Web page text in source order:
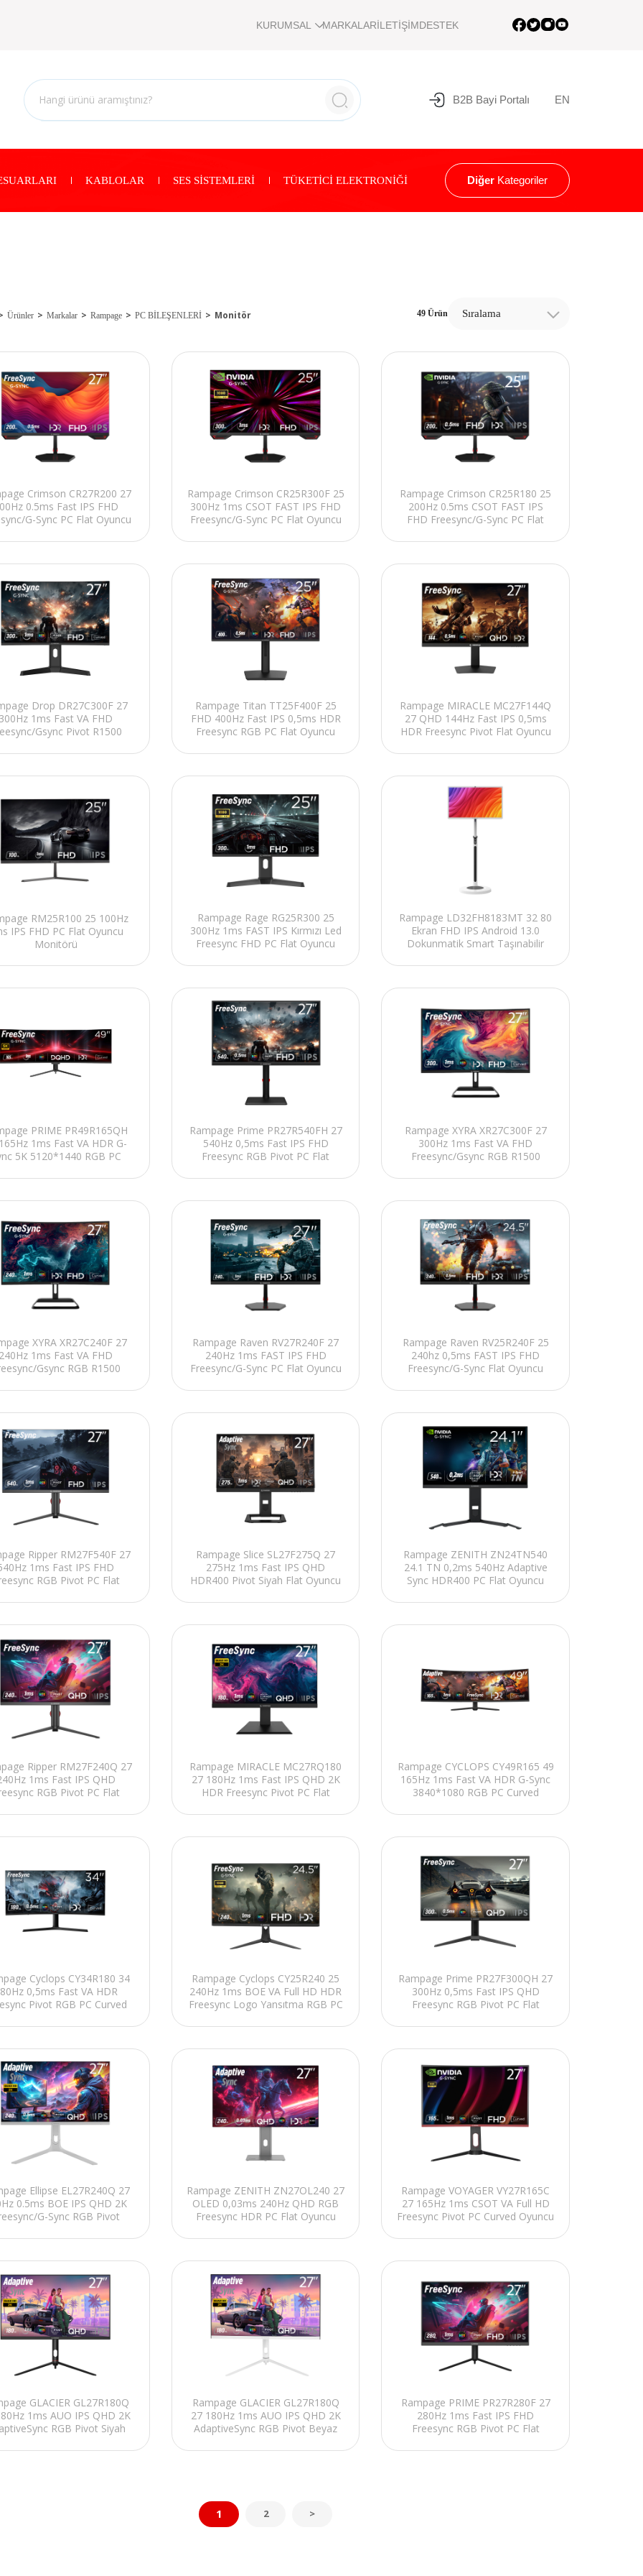
KURUMSAL MARKALARİLETİŞİMDESTEK
B2B Bayi Portalı EN
KABLOLAR SES SİSTEMLERİ TÜKETİCİ ELEKTRONİĞİ Diğer Kategoriler
Ürünler Markalar Rampage PC BİLEŞENLERİ Monitör 49 Ürün Sıralama
Crimson CR27R200 27
0.5ms Fast IPS FHD
G-Sync PC Flat Oyuncu
Rampage Crimson CR25R300F 25
300Hz 1ms CSOT FAST IPS FHD
Freesync/G-Sync PC Flat Oyuncu
Rampage Crimson CR25R180 25
200Hz 0.5ms CSOT FAST IPS
FHD Freesync/G-Sync PC Flat
Drop DR27C300F 27
300Hz 1ms Fast VA FHD
Gsync Pivot R1500
Rampage Titan TT25F400F 25
FHD 400Hz Fast IPS 0,5ms HDR
Freesync RGB PC Flat Oyuncu
Rampage MIRACLE MC27F144Q
27 QHD 144Hz Fast IPS 0,5ms
HDR Freesync Pivot Flat Oyuncu
RM25R100 25 100Hz
IPS FHD PC Flat Oyuncu
Monitörü
Rampage Rage RG25R300 25
300Hz 1ms FAST IPS Kırmızı Led
Freesync FHD PC Flat Oyuncu
Rampage LD32FH8183MT 32 80
Ekran FHD IPS Android 13.0
Dokunmatik Smart Taşınabilir
PRIME PR49R165QH
1ms Fast VA HDR G-
5K 5120*1440 RGB PC
Rampage Prime PR27R540FH 27
540Hz 0,5ms Fast IPS FHD
Freesync RGB Pivot PC Flat
Rampage XYRA XR27C300F 27
300Hz 1ms Fast VA FHD
Freesync/Gsync RGB R1500
XYRA XR27C240F 27
240Hz 1ms Fast VA FHD
Gsync RGB R1500
Rampage Raven RV27R240F 27
240Hz 1ms FAST IPS FHD
Freesync/G-Sync PC Flat Oyuncu
Rampage Raven RV25R240F 25
240hz 0,5ms FAST IPS FHD
Freesync/G-Sync Flat Oyuncu
Ripper RM27F540F 27
1ms Fast IPS FHD
RGB Pivot PC Flat
Rampage Slice SL27F275Q 27
275Hz 1ms Fast IPS QHD
HDR400 Pivot Siyah Flat Oyuncu
Rampage ZENITH ZN24TN540
24.1 TN 0,2ms 540Hz Adaptive
Sync HDR400 PC Flat Oyuncu
Ripper RM27F240Q 27
1ms Fast IPS QHD
RGB Pivot PC Flat
Rampage MIRACLE MC27RQ180
27 180Hz 1ms Fast IPS QHD 2K
HDR Freesync Pivot PC Flat
Rampage CYCLOPS CY49R165 49
165Hz 1ms Fast VA HDR G-Sync
3840*1080 RGB PC Curved
Cyclops CY34R180 34
0,5ms Fast VA HDR
Pivot RGB PC Curved
Rampage Cyclops CY25R240 25
240Hz 1ms BOE VA Full HD HDR
Freesync Logo Yansıtma RGB PC
Rampage Prime PR27F300QH 27
300Hz 0,5ms Fast IPS QHD
Freesync RGB Pivot PC Flat
Ellipse EL27R240Q 27
0.5ms BOE IPS QHD 2K
G-Sync RGB Pivot
Rampage ZENITH ZN27OL240 27
OLED 0,03ms 240Hz QHD RGB
Freesync HDR PC Flat Oyuncu
Rampage VOYAGER VY27R165C
27 165Hz 1ms CSOT VA Full HD
Freesync Pivot PC Curved Oyuncu
GLACIER GL27R180Q
1ms AUO IPS QHD 2K
RGB Pivot Siyah
Rampage GLACIER GL27R180Q
27 180Hz 1ms AUO IPS QHD 2K
AdaptiveSync RGB Pivot Beyaz
Rampage PRIME PR27R280F 27
280Hz 1ms Fast IPS FHD
Freesync RGB Pivot PC Flat
1 2 >